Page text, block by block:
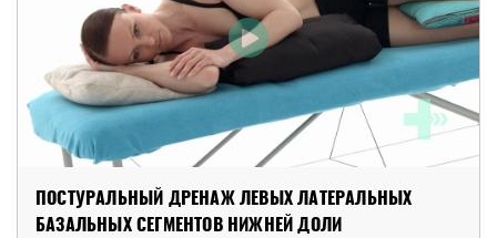
ПОСТУРАЛЬНЫЙ ДРЕНАЖ ЛЕВЫХ ЛАТЕРАЛЬНЫХ
БАЗАЛЬНЫХ СЕГМЕНТОВ НИЖНЕЙ ДОЛИ